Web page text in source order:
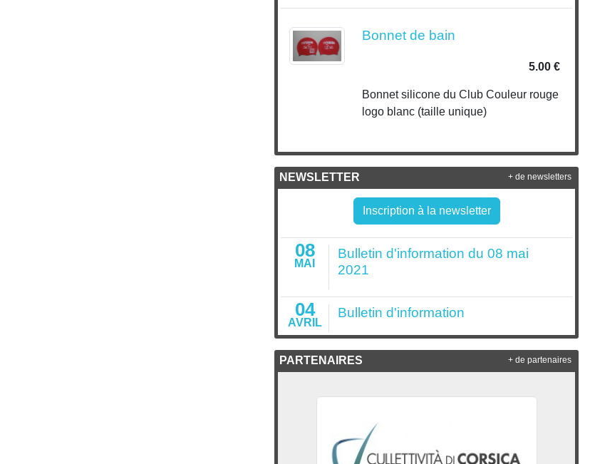
Bonnet de bain
5.00 €
Bonnet silicone du Club Couleur rouge
logo blanc (taille unique)
NEWSLETTER
Inscription à la newsletter
08
MAI
Bulletin d'information du 08 mai
2021
04
AVRIL
Bulletin d'information
+ de newsletters
PARTENAIRES + de partenaires